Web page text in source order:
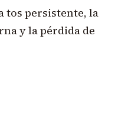
tos persistente, la
y la pérdida de